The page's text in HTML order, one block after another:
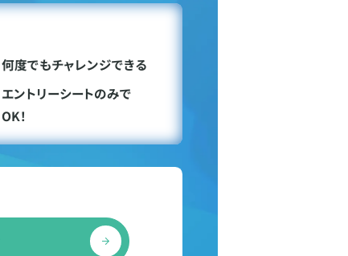
何度でもチャレンジできる
エントリーシートのみで
OK！